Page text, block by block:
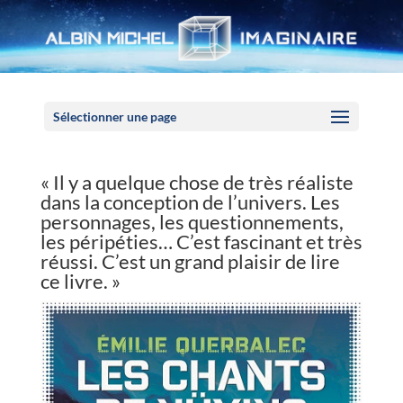
Sélectionner une page
« Il y a quelque chose de très réaliste
dans la conception de l’univers. Les
personnages, les questionnements,
les péripéties… C’est fascinant et très
réussi. C’est un grand plaisir de lire
ce livre. »
Panneau de gestion des cookies